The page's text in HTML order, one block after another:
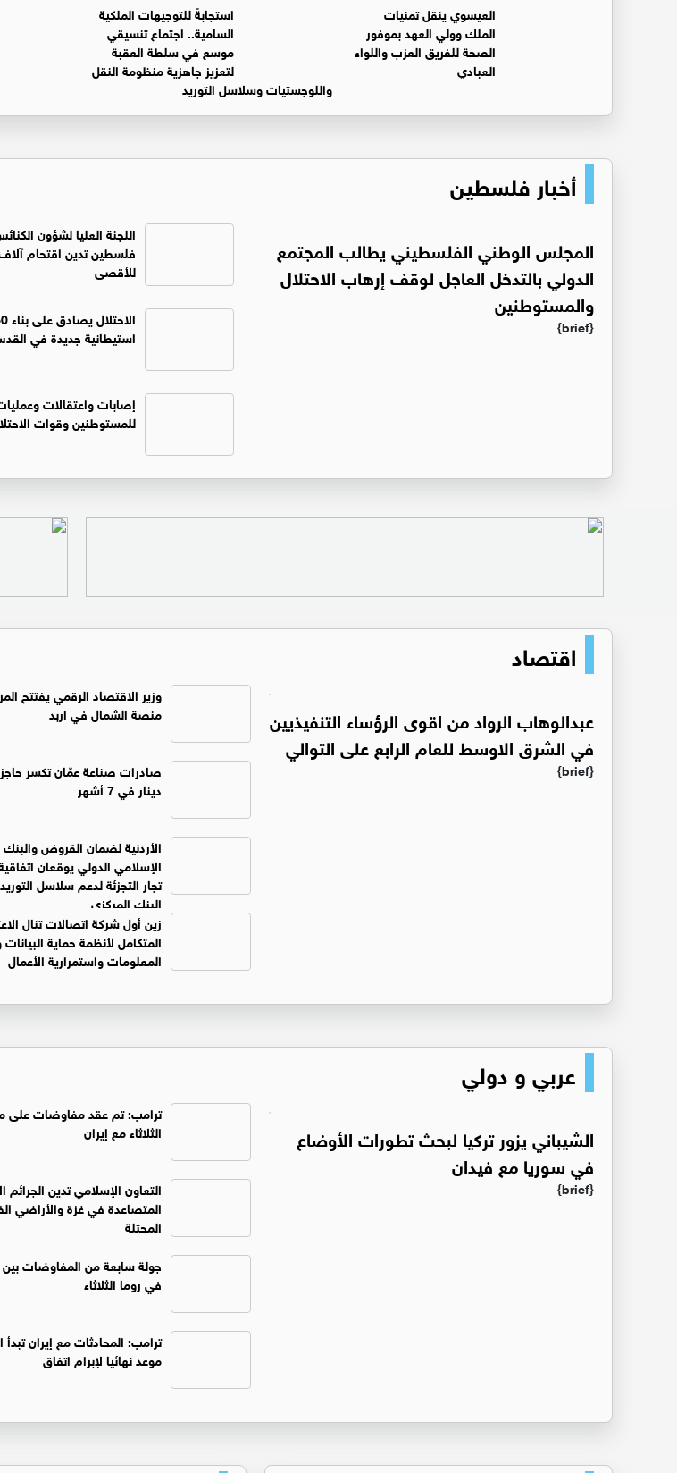
العيسوي ينقل تمنيات
الملك وولي العهد بموفور
الصحة للفريق العزب واللواء
العبادي
استجابةً للتوجيهات الملكية
السامية.. اجتماع تنسيقي
موسع في سلطة العقبة
لتعزيز جاهزية منظومة النقل
واللوجستيات وسلاسل التوريد
أخبار فلسطين
المجلس الوطني الفلسطيني يطالب المجتمع
الدولي بالتدخل العاجل لوقف إرهاب الاحتلال
والمستوطنين
{brief}
اللجنة العليا لشؤون
فلسطين تدين اقتحام
للأقصى
استيطانية جديدة في
إصابات واعتقالات
للمستوطنين وقوات
اقتصاد
عبدالوهاب الرواد من اقوى الرؤساء التنفيذيين
في الشرق الاوسط للعام الرابع على التوالي
{brief}
وزير الاقتصاد الرقمي يفتتح
منصة الشمال في اربد
دينار في 7 أشهر
الأردنية لضمان القروض والبنك
الإسلامي الدولي يوقعان
تجار التجزئة لدعم سلاسل
البنك المركزي
زين أول شركة اتصالات تنال
المتكامل لأنظمة حماية
المعلومات واستمرارية الأعمال
عربي و دولي
‏الشيباني يزور تركيا لبحث تطورات الأوضاع
في سوريا مع فيدان
{brief}
ترامب: تم عقد مفاوضات على
الثلاثاء مع إيران
التعاون الإسلامي تدين الجرائم
المتصاعدة في غزة والأراضي
المحتلة
جولة سابعة من المفاوضات بين
في روما الثلاثاء
ترامب: المحادثات مع إيران تبدأ
موعد نهائيا لإبرام اتفاق